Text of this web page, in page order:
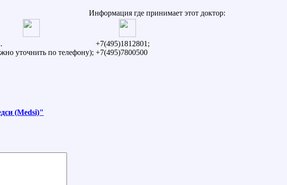
Информация где принимает этот доктор:
уточнить по телефону);
+7(495)1812801;
+7(495)7800500
(Medsi)"